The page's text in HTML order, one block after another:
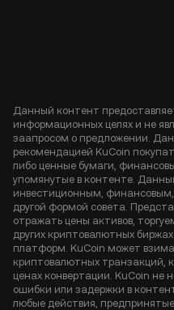
Данный контент
информационных целях и не
заапросом о предложении.
рекомендацией KuCoin
либо ценные бумаги,
упомянутые в контенте.
инвестиционным,
другой формой совета.
отражать цены активов,
других криптовалютных
платформ. KuCoin может
криптовалютных транзакций,
ценах конвертации. KuCoin не
ошибки или задержки в
любые действия,